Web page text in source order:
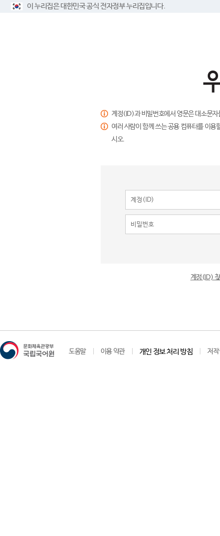
이 누리집은 대한민국 공식 전자정부 누리집입니다.
계정(ID)과 비밀번호에서 영문은 대소문
여러 사람이 함께 쓰는 공용 컴퓨터를 이
시오.
계정(ID)
도움말 이용 약관 개인 정보 처리 방침 저